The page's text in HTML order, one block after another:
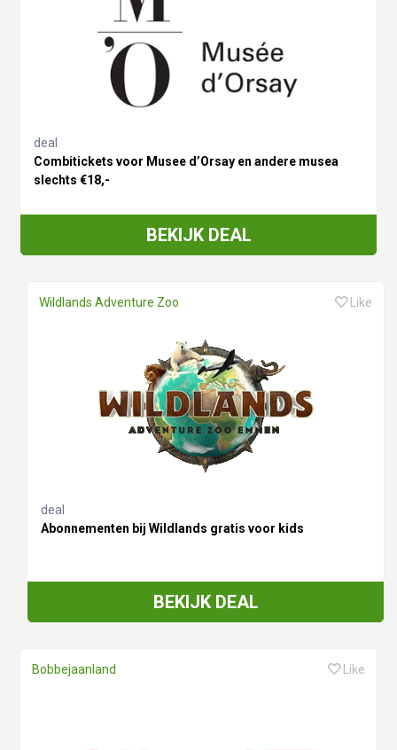
deal
Combitickets voor Musee d’Orsay en andere musea
slechts €18,-
BEKIJK DEAL
Wildlands Adventure Zoo Like
deal
Abonnementen bij Wildlands gratis voor kids
BEKIJK DEAL
Bobbejaanland Like